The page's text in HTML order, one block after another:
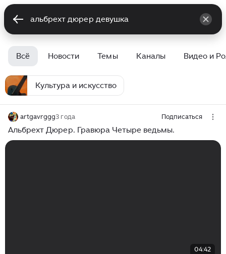
Всё Новости Темы Каналы Видео и
Культура и искусство
artgavrggg3 года Подписаться
Альбрехт Дюрер. Гравюра Четыре ведьмы.
04:42